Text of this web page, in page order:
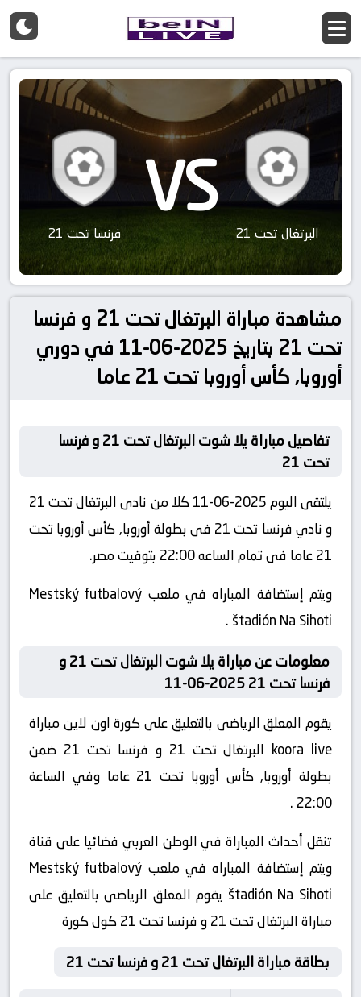
البرتغال تحت 21 VS فرنسا تحت 21
مشاهدة مباراة البرتغال تحت 21 و فرنسا
تحت 21 بتاريخ 2025-06-11 في دوري
أوروبا, كأس أوروبا تحت 21 عاما
تفاصيل مباراة يلا شوت البرتغال تحت 21 و فرنسا
تحت 21
يلتقى اليوم 2025-06-11 كلا من نادى البرتغال تحت 21
و نادي فرنسا تحت 21 فى بطولة أوروبا, كأس أوروبا تحت
21 عاما فى تمام الساعه 22:00 بتوقيت مصر.
ويتم إستضافة المباراه في ملعب Mestský futbalový
štadión Na Sihoti .
معلومات عن مباراة يلا شوت البرتغال تحت 21 و
فرنسا تحت 21 2025-06-11
يقوم المعلق الرياضى بالتعليق على كورة اون لاين مباراة
koora live البرتغال تحت 21 و فرنسا تحت 21 ضمن
بطولة أوروبا, كأس أوروبا تحت 21 عاما وفي الساعة
22:00 .
تنقل أحداث المباراة في الوطن العربي فضائيا على قناة
ويتم إستضافة المباراه في ملعب Mestský futbalový
štadión Na Sihoti يقوم المعلق الرياضى بالتعليق على
مباراة البرتغال تحت 21 و فرنسا تحت 21 كول كورة
بطاقة مباراة البرتغال تحت 21 و فرنسا تحت 21